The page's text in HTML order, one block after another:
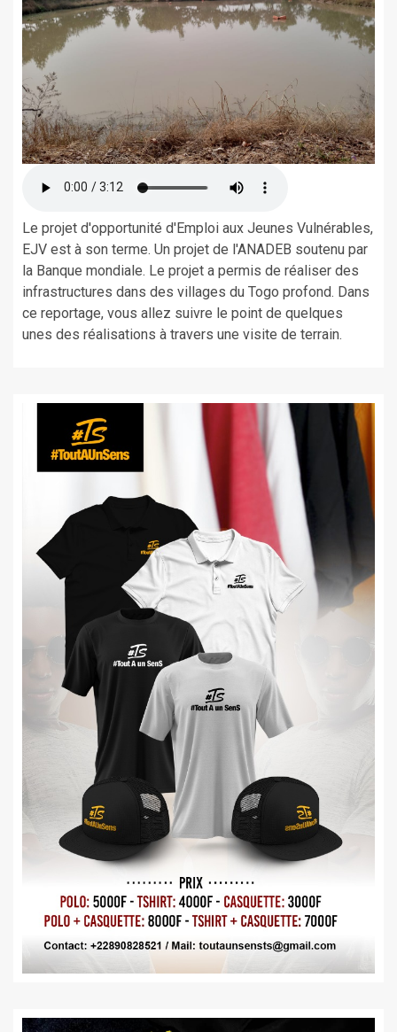
Le projet d'opportunité d'Emploi aux Jeunes Vulnérables,
EJV est à son terme. Un projet de l'ANADEB soutenu par
la Banque mondiale. Le projet a permis de réaliser des
infrastructures dans des villages du Togo profond. Dans
ce reportage, vous allez suivre le point de quelques
unes des réalisations à travers une visite de terrain.